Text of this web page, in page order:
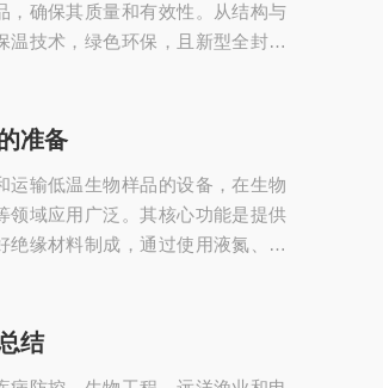
，确保其质量和有效性。从结构与
技术，绿色环保，且新型全封闭
变化并动态调节箱内温度。医用
直射）、潮湿区域和电磁干...
准备
运输低温生物样品的设备，在生物
领域应用广泛。其核心功能是提供
缘材料制成，通过使用液氮、干
低温环境可以减缓样本中的化学
结